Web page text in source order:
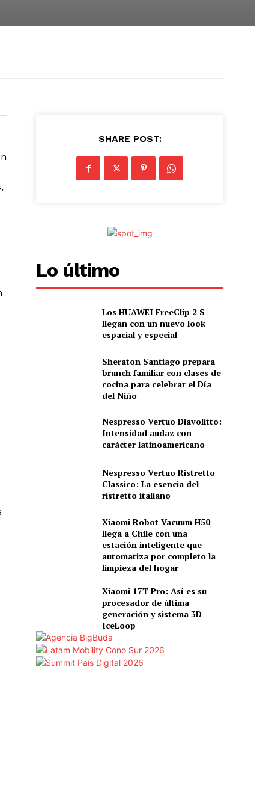
SHARE POST:
Lo último
Los HUAWEI FreeClip 2 S
llegan con un nuevo look
espacial y especial
Sheraton Santiago prepara
brunch familiar con clases de
cocina para celebrar el Día
del Niño
Nespresso Vertuo Diavolitto:
Intensidad audaz con
carácter latinoamericano
Nespresso Vertuo Ristretto
Classico: La esencia del
ristretto italiano
Xiaomi Robot Vacuum H50
llega a Chile con una
estación inteligente que
automatiza por completo la
limpieza del hogar
Xiaomi 17T Pro: Así es su
procesador de última
generación y sistema 3D
IceLoop